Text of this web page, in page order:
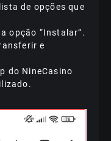
de opções que
opção “Instalar”.
e
do NineCasino